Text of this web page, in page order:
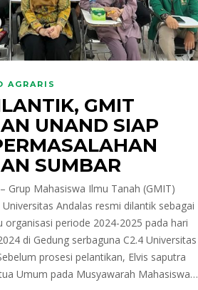
AGRARIS
GMIT
UNAND SIAP
SUMBAR
Grup Mahasiswa Ilmu Tanah (GMIT)
Andalas resmi dilantik sebagai
organisasi periode 2024-2025 pada hari
di Gedung serbaguna C2.4 Universitas
prosesi pelantikan, Elvis saputra
Umum pada Musyawarah Mahasiswa…